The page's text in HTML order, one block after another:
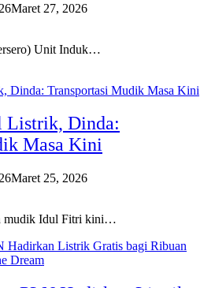
Maret 27, 2026
Unit Induk…
Listrik, Dinda:
Masa Kini
Maret 25, 2026
mudik Idul Fitri kini…